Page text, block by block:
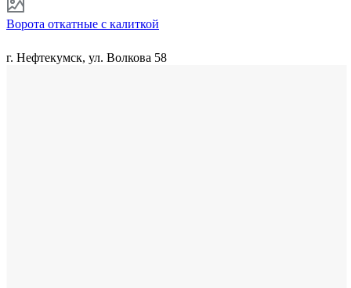
Ворота откатные с калиткой
г. Нефтекумск, ул. Волкова 58